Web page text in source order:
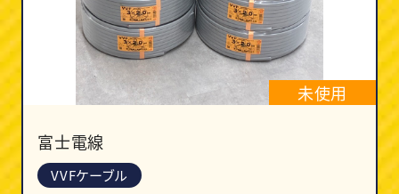
未使用
富士電線
VVFケーブル